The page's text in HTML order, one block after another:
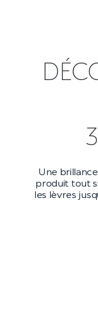
Boostez
et longue